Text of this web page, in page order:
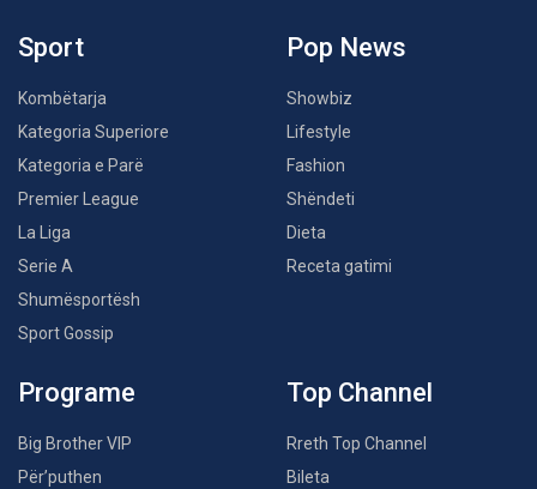
Sport
Kombëtarja
Kategoria Superiore
Kategoria e Parë
Premier League
La Liga
Serie A
Shumësportësh
Sport Gossip
Pop News
Showbiz
Lifestyle
Fashion
Shëndeti
Dieta
Receta gatimi
Programe
Big Brother VIP
Për’puthen
Top Channel
Rreth Top Channel
Bileta